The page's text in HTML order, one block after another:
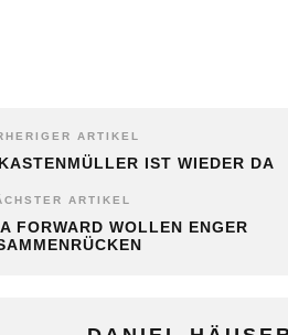
ARTIKEL
IST WIEDER DA
ARTIKEL
FORWARD WOLLEN ENGER